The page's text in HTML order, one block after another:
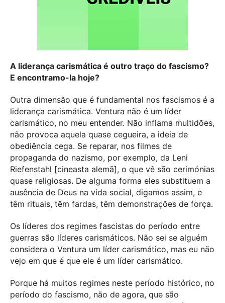
A liderança carismática é outro traço do fascismo?
E encontramo-la hoje?
Outra dimensão que é fundamental nos fascismos é a
liderança carismática. Ventura não é um líder
carismático, no meu entender. Não inflama multidões,
não provoca aquela quase cegueira, a ideia de
obediência cega. Se reparar, nos filmes de
propaganda do nazismo, por exemplo, da Leni
Riefenstahl [cineasta alemã], o que vê são cerimónias
quase religiosas. De alguma forma eles substituem a
ausência de Deus na vida social, digamos assim, e
têm rituais, têm fardas, têm demonstrações de força.
Os líderes dos regimes fascistas do período entre
guerras são líderes carismáticos. Não sei se alguém
considera o Ventura um líder carismático, mas eu não
vejo em que é que ele é um líder carismático.
Porque há muitos regimes neste período histórico, no
período do fascismo, não de agora, que são